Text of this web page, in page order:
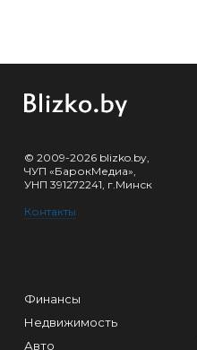
© 2009-2026 blizko.by,
ЧУП «БарокМедиа»,
УНП 391272241, г.Минск
Контакты
Финансы
Недвижимость
Авто